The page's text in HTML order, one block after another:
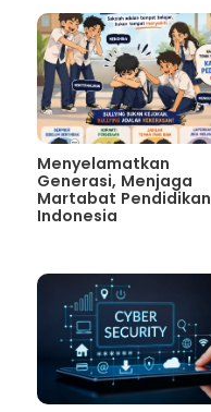
Menyelamatkan
Generasi, Menjaga
Martabat Pendidikan
Indonesia